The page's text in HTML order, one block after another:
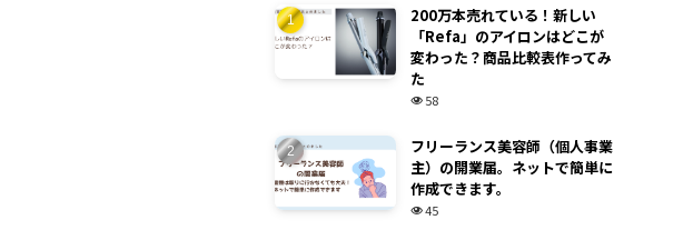
200万本売れている！新しい
「Refa」のアイロンはどこが
変わった？商品比較表作ってみ
た
58
フリーランス美容師（個人事業
主）の開業届。ネットで簡単に
作成できます。
45